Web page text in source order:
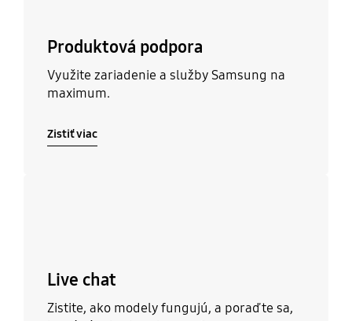
Produktová podpora
Využite zariadenie a služby Samsung na
maximum.
Zistiť viac
Live chat
Zistite, ako modely fungujú, a poraďte sa,